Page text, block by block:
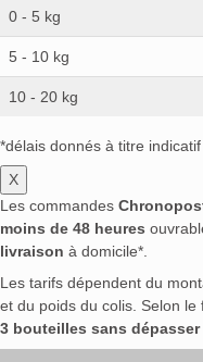
0 - 5 kg
5 - 10 kg
10 - 20 kg
*délais donnés à titre indicatif
X
Les commandes
moins de 48 heures
livraison à domicile*.
Les tarifs dépendent du
et du poids du colis. Selon le
3 bouteilles sans